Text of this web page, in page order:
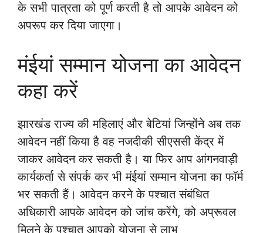
के सभी पात्रता को पूर्ण करती है तो आपके आवेदन को
अपरूप कर दिया जाएगा।
मंईयां सम्मान योजना का आवेदन
कहा करें
झारखंड राज्य की महिलाएं और बेटियां जिन्होंने अब तक
आवेदन नहीं किया है वह नजदीकी सीएससी केंद्र में
जाकर आवेदन कर सकती है। या फिर आप आंगनवाड़ी
कार्यकर्ता से संपर्क कर भी मंईयां सम्मान योजना का फॉर्म
भर सकती हैं। आवेदन करने के पश्चात संबंधित
अधिकारी आपके आवेदन को जांच करेंगे, को अप्रूवल
मिलने के पश्चात आपको योजना से लाभ